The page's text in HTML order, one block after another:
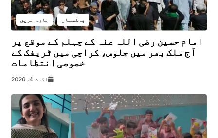
پاکستان تازہ ترین
امام حسین رضی اللہ عنہ کے چہلم کے موقع پر
آج ملک بھر میں جلوس، کراچی میں ٹریفک کے
خصوصی انتظامات
اگست 4, 2026